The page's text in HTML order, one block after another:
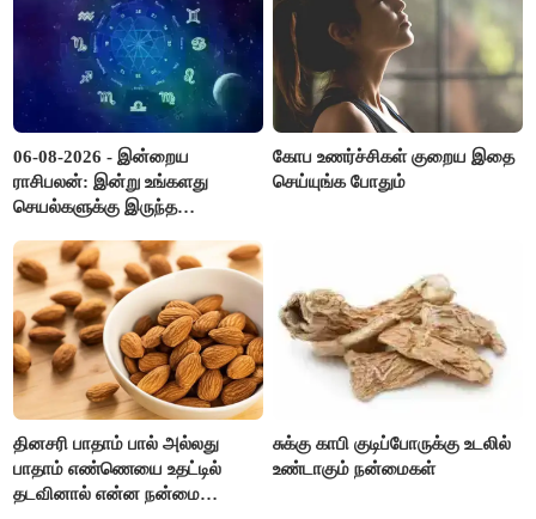
06-08-2026 - இன்றைய
ராசிபலன்: இன்று உங்களது
செயல்களுக்கு இருந்த
எதிர்பார்த்த உதவிகள் கிடைக்கும்.
பணவரத்து கூடும்..!
கோப உணர்ச்சிகள் குறைய இதை
செய்யுங்க போதும்
தினசரி பாதாம் பால் அல்லது
பாதாம் எண்ணெயை உதட்டில்
தடவினால் என்ன நன்மை
சுக்கு காபி குடிப்போருக்கு உடலில்
உண்டாகும் நன்மைகள்